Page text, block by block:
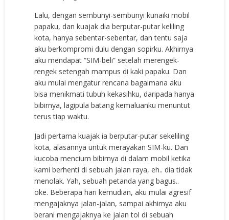
Lalu, dengan sembunyi-sembunyi kunaiki mobil
papaku, dan kuajak dia berputar-putar keliling
kota, hanya sebentar-sebentar, dan tentu saja
aku berkompromi dulu dengan sopirku. Akhirnya
aku mendapat “SIM-beli” setelah merengek-
rengek setengah mampus di kaki papaku. Dan
aku mulai mengatur rencana bagaimana aku
bisa menikmati tubuh kekasihku, daripada hanya
bibirnya, lagipula batang kemaluanku menuntut
terus tiap waktu.
Jadi pertama kuajak ia berputar-putar sekeliling
kota, alasannya untuk merayakan SIM-ku. Dan
kucoba mencium bibirnya di dalam mobil ketika
kami berhenti di sebuah jalan raya, eh.. dia tidak
menolak. Yah, sebuah petanda yang bagus..
oke. Beberapa hari kemudian, aku mulai agresif
mengajaknya jalan-jalan, sampai akhirnya aku
berani mengajaknya ke jalan tol di sebuah